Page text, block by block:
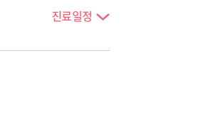
진료일정